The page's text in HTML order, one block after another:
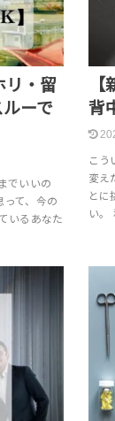
リ・留
ーで
でいいの
って、今の
いるあなた
背
こう
変え
とに
い。